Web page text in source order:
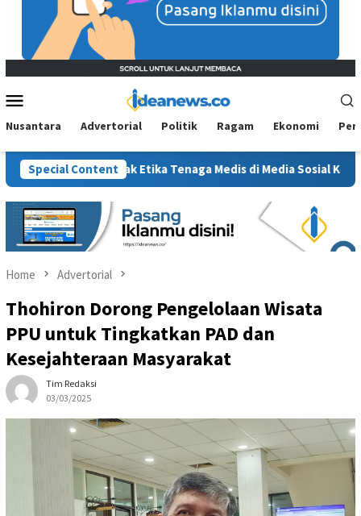
Menu
Nusantara Advertorial Politik Ragam Ekonomi
Special Content
Jejak Etika Tenaga Medis di Media Sosial Kembali
Home Advertorial
Thohiron Dorong Pengelolaan Wisata
PPU untuk Tingkatkan PAD dan
Kesejahteraan Masyarakat
Tim Redaksi
03/03/2025